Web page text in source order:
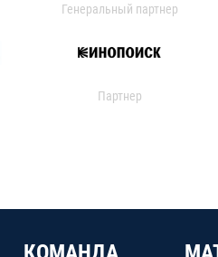
Генеральный партнер
Партнер